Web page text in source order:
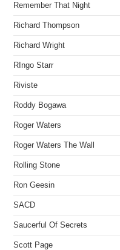
Remember That Night
Richard Thompson
Richard Wright
RIngo Starr
Riviste
Roddy Bogawa
Roger Waters
Roger Waters The Wall
Rolling Stone
Ron Geesin
SACD
Saucerful Of Secrets
Scott Page